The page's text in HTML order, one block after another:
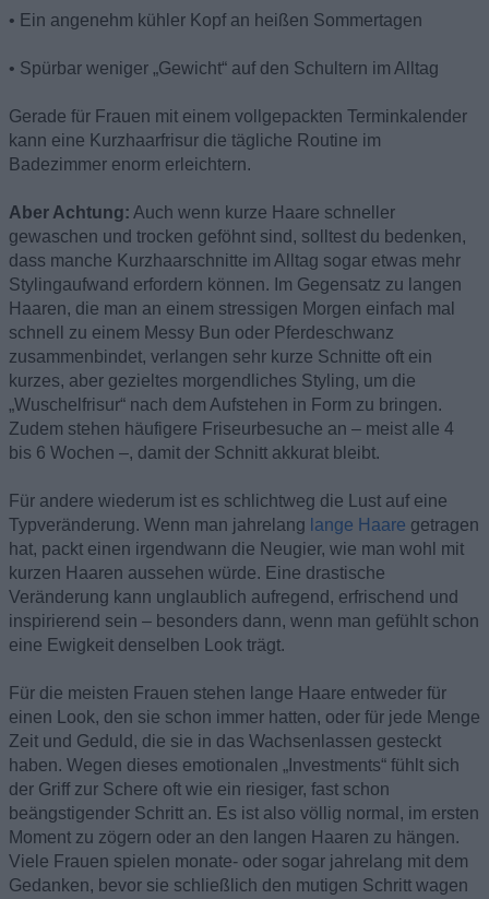
• Ein angenehm kühler Kopf an heißen Sommertagen
• Spürbar weniger „Gewicht“ auf den Schultern im Alltag
Gerade für Frauen mit einem vollgepackten Terminkalender
kann eine Kurzhaarfrisur die tägliche Routine im
Badezimmer enorm erleichtern.
Aber Achtung: Auch wenn kurze Haare schneller
gewaschen und trocken geföhnt sind, solltest du bedenken,
dass manche Kurzhaarschnitte im Alltag sogar etwas mehr
Stylingaufwand erfordern können. Im Gegensatz zu langen
Haaren, die man an einem stressigen Morgen einfach mal
schnell zu einem Messy Bun oder Pferdeschwanz
zusammenbindet, verlangen sehr kurze Schnitte oft ein
kurzes, aber gezieltes morgendliches Styling, um die
„Wuschelfrisur“ nach dem Aufstehen in Form zu bringen.
Zudem stehen häufigere Friseurbesuche an – meist alle 4
bis 6 Wochen –, damit der Schnitt akkurat bleibt.
Für andere wiederum ist es schlichtweg die Lust auf eine
Typveränderung. Wenn man jahrelang lange Haare getragen
hat, packt einen irgendwann die Neugier, wie man wohl mit
kurzen Haaren aussehen würde. Eine drastische
Veränderung kann unglaublich aufregend, erfrischend und
inspirierend sein – besonders dann, wenn man gefühlt schon
eine Ewigkeit denselben Look trägt.
Für die meisten Frauen stehen lange Haare entweder für
einen Look, den sie schon immer hatten, oder für jede Menge
Zeit und Geduld, die sie in das Wachsenlassen gesteckt
haben. Wegen dieses emotionalen „Investments“ fühlt sich
der Griff zur Schere oft wie ein riesiger, fast schon
beängstigender Schritt an. Es ist also völlig normal, im ersten
Moment zu zögern oder an den langen Haaren zu hängen.
Viele Frauen spielen monate- oder sogar jahrelang mit dem
Gedanken, bevor sie schließlich den mutigen Schritt wagen